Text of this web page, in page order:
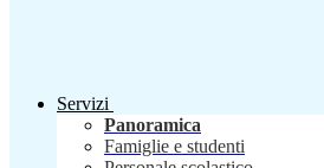
Servizi
Panoramica
Famiglie e studenti